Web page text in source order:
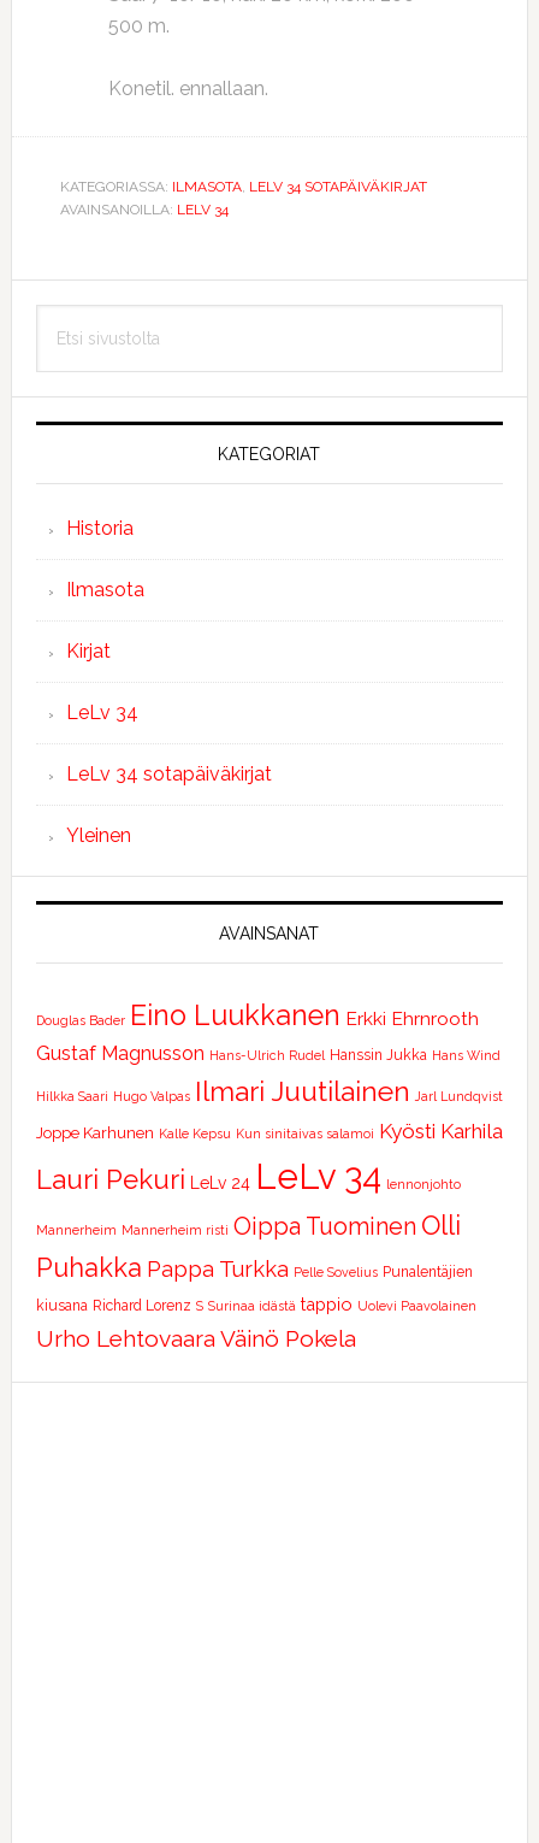
500 m.
Konetil. ennallaan.
KATEGORIASSA: ILMASOTA, LELV 34 SOTAPÄIVÄKIRJAT
AVAINSANOILLA: LELV 34
Ensisijainen
sivupalkki
sivustolta
KATEGORIAT
Historia
Ilmasota
Kirjat
LeLv 34
LeLv 34 sotapäiväkirjat
Yleinen
AVAINSANAT
Douglas Bader Eino Luukkanen Erkki Ehrnrooth
Gustaf Magnusson Hans-Ulrich Rudel Hanssin Jukka Hans Wind
Hilkka Saari Hugo Valpas Ilmari Juutilainen Jarl Lundqvist
Joppe Karhunen Kalle Kepsu Kun sinitaivas salamoi Kyösti Karhila
Lauri Pekuri LeLv 24 LeLv 34 lennonjohto
Mannerheim Mannerheim risti Oippa Tuominen Olli
Puhakka Pappa Turkka Pelle Sovelius Punalentäjien
kiusana Richard Lorenz S Surinaa idästä tappio Uolevi Paavolainen
Urho Lehtovaara Väinö Pokela